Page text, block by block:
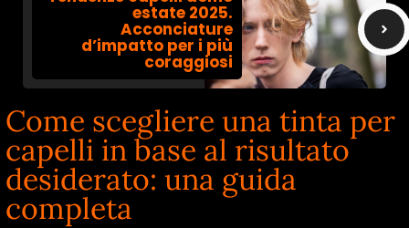
estate 2025.
Acconciature
d’impatto per i più
coraggiosi
Come scegliere una tinta per
capelli in base al risultato
desiderato: una guida
completa